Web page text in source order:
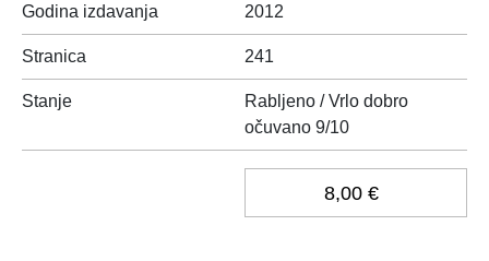
Godina izdavanja 2012
Stranica 241
Stanje
Rabljeno / Vrlo dobro
očuvano 9/10
8,00 €